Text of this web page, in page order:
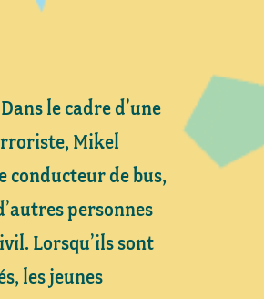
le cadre d’une
Mikel
conducteur de bus,
personnes
Lorsqu’ils sont
les jeunes